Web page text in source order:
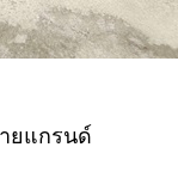
ยแกรนด์